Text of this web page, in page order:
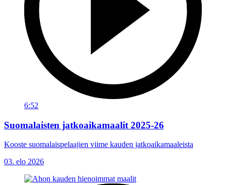
6:52
Suomalaisten jatkoaikamaalit 2025-26
Kooste suomalaispelaajien viime kauden jatkoaikamaaleista
03. elo 2026